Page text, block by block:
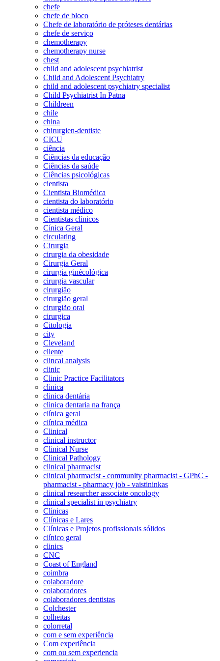
chefe
chefe de bloco
Chefe de laboratório de próteses dentárias
chefe de serviço
chemotherapy
chemotherapy nurse
chest
child and adolescent psychiatrist
Child and Adolescent Psychiatry
child and adolescent psychiatry specialist
Child Psychiatrist In Patna
Childreen
chile
china
chirurgien-dentiste
CICU
ciência
Ciências da educação
Ciências da saúde
Ciências psicológicas
cientista
Cientista Biomédica
cientista do laboratório
cientista médico
Cientistas clínicos
Cínica Geral
circulating
Cirurgia
cirurgia da obesidade
Cirurgia Geral
cirurgia ginécológica
cirurgia vascular
cirurgião
cirurgião geral
cirurgião oral
cirurgica
Citologia
city
Cleveland
cliente
clincal analysis
clinic
Clinic Practice Facilitators
clinica
clinica dentária
clinica dentaria na frança
clínica geral
clínica médica
Clinical
clinical instructor
Clinical Nurse
Clinical Pathology
clinical pharmacist
clinical pharmacist - community pharmacist - GPhC -
pharmacist - pharmacy job - vaistininkas
clinical researcher associate oncology
clinical specialist in psychiatry
Clínicas
Clínicas e Lares
Clínicas e Projetos profissionais sólidos
clínico geral
clinics
CNC
Coast of England
coimbra
colaboradore
colaboradores
colaboradores dentistas
Colchester
colheitas
colorretal
com e sem experiência
Com experiência
com ou sem experiencia